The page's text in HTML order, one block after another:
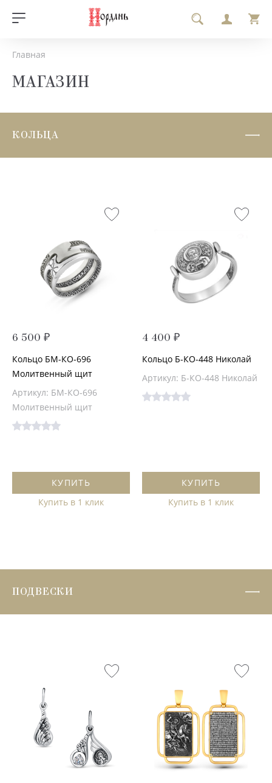
Главная
МАГАЗИН
КОЛЬЦА
6 500 ₽
Кольцо БМ-КО-696
Молитвенный щит
Артикул: БМ-КО-696
Молитвенный щит
КУПИТЬ
Купить в 1 клик
4 400 ₽
Кольцо Б-КО-448 Николай
Артикул: Б-КО-448 Николай
КУПИТЬ
Купить в 1 клик
ПОДВЕСКИ